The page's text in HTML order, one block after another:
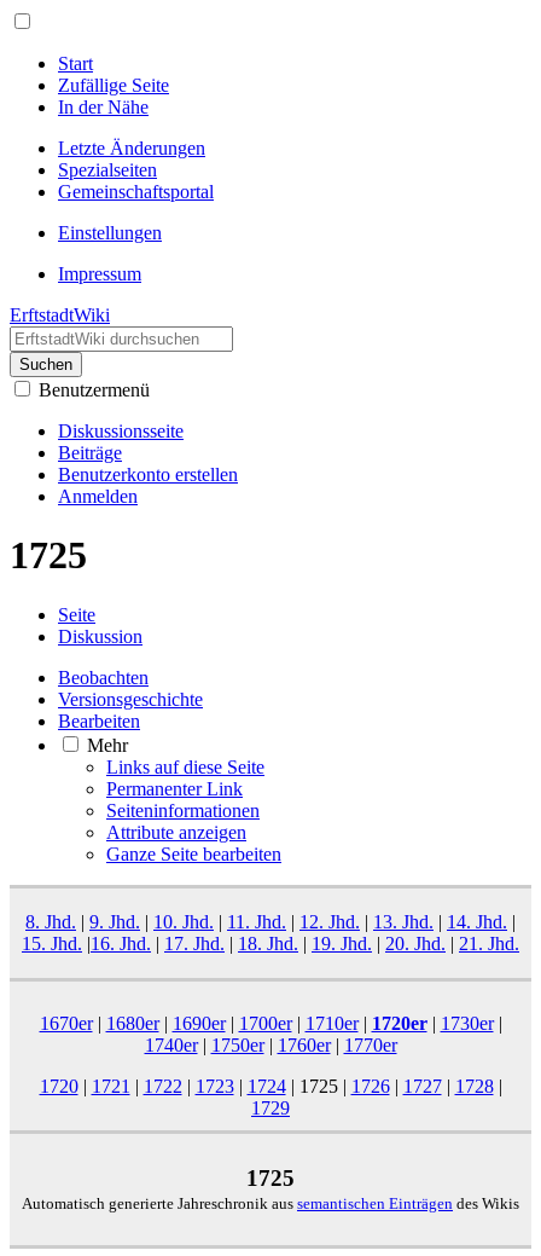
Start
Zufällige Seite
In der Nähe
Letzte Änderungen
Spezialseiten
Gemeinschafts­portal
Einstellungen
Impressum
ErftstadtWiki
Suchen
Benutzermenü
Diskussionsseite
Beiträge
Benutzerkonto erstellen
Anmelden
1725
Seite
Diskussion
Beobachten
Versionsgeschichte
Bearbeiten
Mehr
Links auf diese Seite
Permanenter Link
Seiten­­informationen
Attribute anzeigen
Ganze Seite bearbeiten
8. Jhd. | 9. Jhd. | 10. Jhd. | 11. Jhd. | 12. Jhd. | 13. Jhd. | 14. Jhd. |
15. Jhd. |16. Jhd. | 17. Jhd. | 18. Jhd. | 19. Jhd. | 20. Jhd. | 21. Jhd.
1670er| 1680er| 1690er| 1700er| 1710er| 1720er| 1730er|
1740er| 1750er| 1760er| 1770er
1720| 1721 | 1722 | 1723| 1724| 1725| 1726| 1727| 1728|
1729
1725
Automatisch generierte Jahreschronik aus semantischen Einträgen des Wikis